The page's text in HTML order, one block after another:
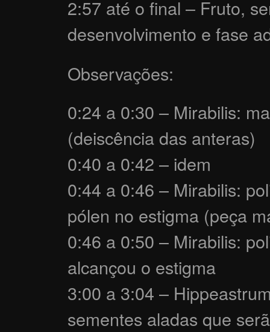
2:57 até o final – Fruto,
desenvolvimento e fase
Observações:
0:24 a 0:30 – Mirabilis:
(deiscência das anteras)
0:40 a 0:42 – idem
0:44 a 0:46 – Mirabilis:
pólen no estigma (peça
0:46 a 0:50 – Mirabilis:
alcançou o estigma
3:00 a 3:04 –
sementes aladas que